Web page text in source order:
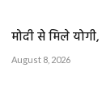
मोदी से मिले
August 8, 2026